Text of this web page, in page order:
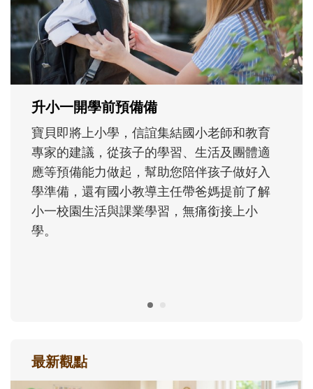
次「前所未有」的體驗中，跟著孩子一起長
大。從給予安全感的肢體遊戲，到獨立自
主、角色認同及解決問題的能力養成。爸爸
正嘗試用不同的模樣，參與孩子每個重要的
最新觀點